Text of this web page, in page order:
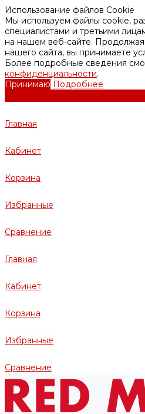
Использование файлов Cookie
Мы используем файлы cookie,
специалистами и третьими
на нашем веб-сайте.
нашего сайта, вы принимаете
Более подробные сведения
конфиденциальности.
Принимаю Подробнее
Главная
Кабинет
Корзина
Избранные
Сравнение
Главная
Кабинет
Корзина
Избранные
Сравнение